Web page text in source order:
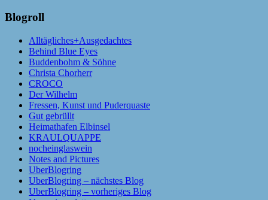
Blogroll
Alltägliches+Ausgedachtes
Behind Blue Eyes
Buddenbohm & Söhne
Christa Chorherr
CROCO
Der Wilhelm
Fressen, Kunst und Puderquaste
Gut gebrüllt
Heimathafen Elbinsel
KRAULQUAPPE
nocheinglaswein
Notes and Pictures
UberBlogring
UberBlogring – nächstes Blog
UberBlogring – vorheriges Blog